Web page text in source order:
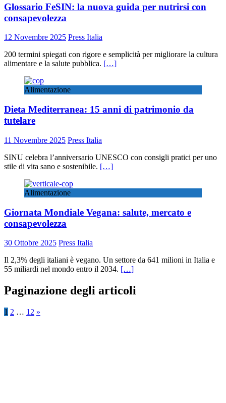
Glossario FeSIN: la nuova guida per nutrirsi con
consapevolezza
12 Novembre 2025 Press Italia
200 termini spiegati con rigore e semplicità per migliorare la cultura
alimentare e la salute pubblica. […]
Alimentazione
Dieta Mediterranea: 15 anni di patrimonio da
tutelare
11 Novembre 2025 Press Italia
SINU celebra l’anniversario UNESCO con consigli pratici per uno
stile di vita sano e sostenibile. […]
Alimentazione
Giornata Mondiale Vegana: salute, mercato e
consapevolezza
30 Ottobre 2025 Press Italia
Il 2,3% degli italiani è vegano. Un settore da 641 milioni in Italia e
55 miliardi nel mondo entro il 2034. […]
Paginazione degli articoli
1 2 … 12 »